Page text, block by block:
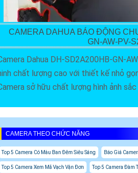
CAMERA DAHUA BÁO ĐỘNG
GN-AW-PV-
Dahua DH-SD2A200HB-GN-
chất lượng cao với thiết kế nhỏ
sở hữu chất lượng hình ảnh
CAMERA THEO CHỨC NĂNG
Top 5 Camera Có Màu Ban Đêm Siêu Sáng Báo Giá
Top 5 Camera Xem Mã Vạch Vận Đơn Top 5 Camera Đàm